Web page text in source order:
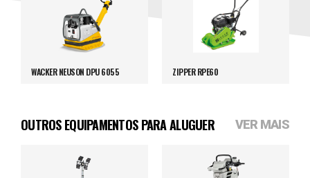
WACKER NEUSON DPU 6055 ZIPPER RPE60
OUTROS EQUIPAMENTOS PARA ALUGUER VER MAIS